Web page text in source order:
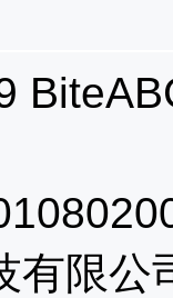
有限公